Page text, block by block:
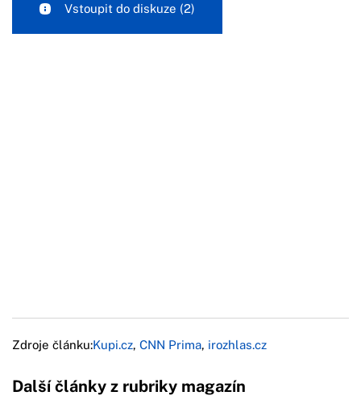
Vstoupit do diskuze (2)
Zdroje článku:Kupi.cz, CNN Prima, irozhlas.cz
Další články z rubriky magazín